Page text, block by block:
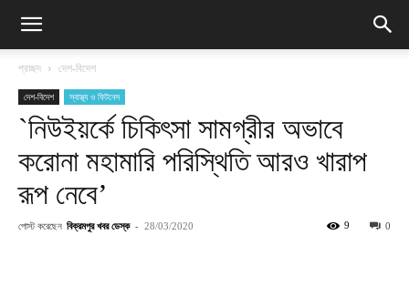
প্রচ্ছদ দেশ-বিদেশ
দেশ-বিদেশ স্বাস্থ্য ও ফিটনেস
`নিউইয়র্কে চিকিৎসা সামগ্রীর অভাবে
করোনা মহামারি পরিস্থিতি আরও খারাপ
রূপ নেবে’
পোস্ট করেছেন বিক্রমপুর খবর ডেস্ক - 28/03/2020 0
9